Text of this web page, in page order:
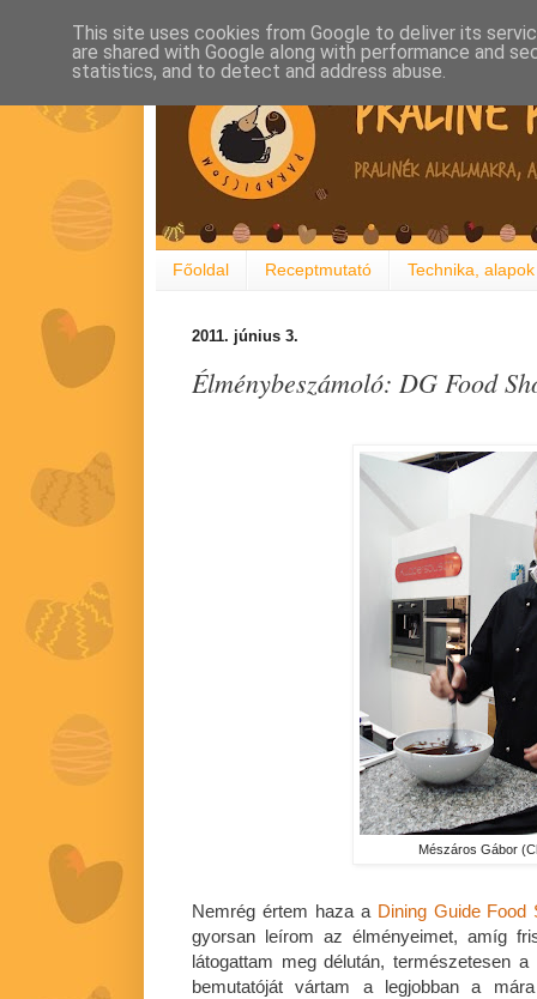
Főoldal Receptmutató Technika, alapok
2011. június 3.
Élménybeszámoló: DG Food
Mészáros Gábor
Nemrég értem haza a Dining Guide Food
gyorsan leírom az élményeimet, amíg
látogattam meg délután, természetesen
bemutatóját vártam a legjobban a
This site uses cookies from Google to deliver its
are shared with Google along with performance and
statistics, and to detect and address abuse.